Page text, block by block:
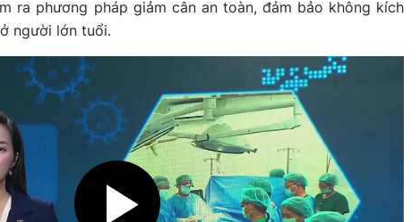
ra phương pháp giảm cân an toàn, đảm bảo không kích
người lớn tuổi.